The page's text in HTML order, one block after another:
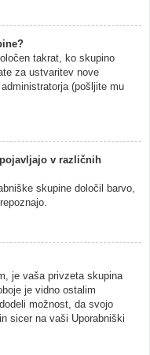
takrat, ko skupino
za ustvaritev nove
(pošljite mu
v različnih
skupine določil barvo,
je vaša privzeta skupina
je vidno ostalim
možnost, da svojo
sicer na vaši Uporabniški